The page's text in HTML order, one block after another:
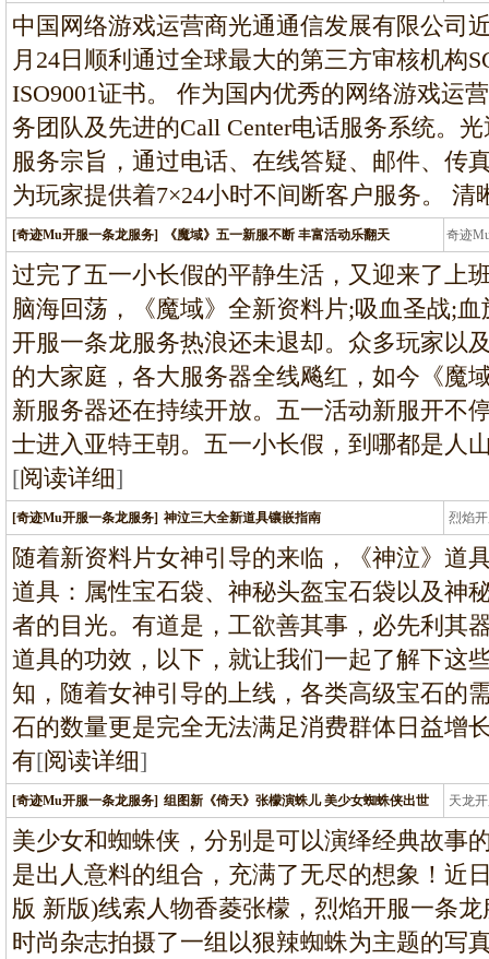
龙
中国网络游戏运营商光通通信发展有限公司
月24日顺利通过全球最大的第三方审核机构
ISO9001证书。 作为国内优秀的网络游戏运
务团队及先进的Call Center电话服务系统。
服务宗旨，通过电话、在线答疑、邮件、传
为玩家提供着7×24小时不间断客户服务。 清
[奇迹Mu开服一条龙服务] 《魔域》五一新服不断 丰富活动乐翻天 奇迹
条
过完了五一小长假的平静生活，又迎来了上
脑海回荡，《魔域》全新资料片;吸血圣战;
开服一条龙服务热浪还未退却。众多玩家以
的大家庭，各大服务器全线飚红，如今《魔
新服务器还在持续开放。五一活动新服开不
士进入亚特王朝。五一小长假，到哪都是人
[阅读详细]
[奇迹Mu开服一条龙服务] 神泣三大全新道具镶嵌指南 烈焰
龙
随着新资料片女神引导的来临，《神泣》道
道具：属性宝石袋、神秘头盔宝石袋以及神
者的目光。有道是，工欲善其事，必先利其
道具的功效，以下，就让我们一起了解下这
知，随着女神引导的上线，各类高级宝石的
石的数量更是完全无法满足消费群体日益增
有[阅读详细]
[奇迹Mu开服一条龙服务] 组图新《倚天》张檬演蛛儿 美少女蜘蛛侠出世 天龙
龙
美少女和蜘蛛侠，分别是可以演绎经典故事
是出人意料的组合，充满了无尽的想象！近
版 新版)线索人物香菱张檬，烈焰开服一条
时尚杂志拍摄了一组以狠辣蜘蛛为主题的写